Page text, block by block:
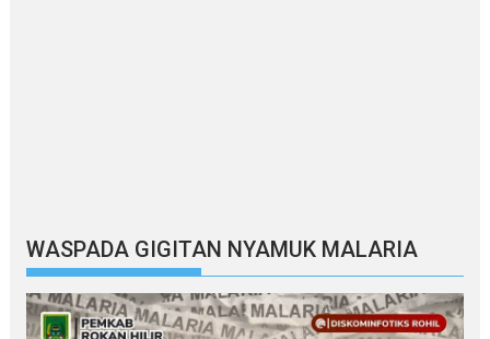
WASPADA GIGITAN NYAMUK MALARIA